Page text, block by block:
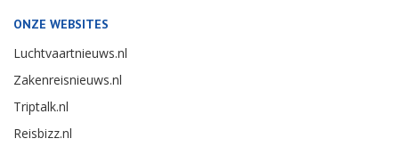
ONZE WEBSITES
Luchtvaartnieuws.nl
Zakenreisnieuws.nl
Triptalk.nl
Reisbizz.nl